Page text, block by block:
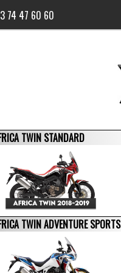
74 47 60 60
TWIN STANDARD
TWIN ADVENTURE SPORTS